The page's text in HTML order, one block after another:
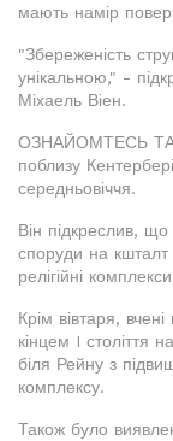
мають намір
"Збереженість
унікальною," -
Міхаель Віен.
ОЗНАЙОМТЕСЬ
поблизу
середньовіччя.
Він підкреслив,
споруди на кшталт
релігійні
Крім вівтаря,
кінцем I століття
біля Рейну з
комплексу.
Також було